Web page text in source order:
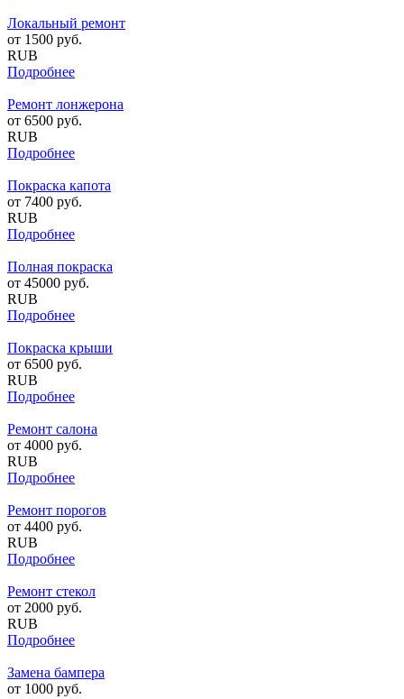
Локальный ремонт
от 1500 руб.
RUB
Подробнее
Ремонт лонжерона
от 6500 руб.
RUB
Подробнее
Покраска капота
от 7400 руб.
RUB
Подробнее
Полная покраска
от 45000 руб.
RUB
Подробнее
Покраска крыши
от 6500 руб.
RUB
Подробнее
Ремонт салона
от 4000 руб.
RUB
Подробнее
Ремонт порогов
от 4400 руб.
RUB
Подробнее
Ремонт стекол
от 2000 руб.
RUB
Подробнее
Замена бампера
от 1000 руб.